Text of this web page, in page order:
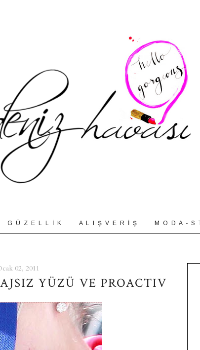
G Ü Z E L L İ K A L I Ş V E R İ Ş M O D A - S
02, 2011
YÜZÜ VE PROACTIV